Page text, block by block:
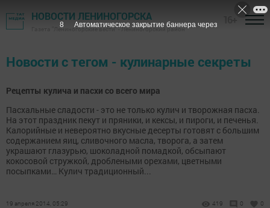
НОВОСТИ ЛЕНИНОГОРСКА
Газета "Лениногорские вести" - Лениногорский район
Новости с тегом - кулинарные секреты
Рецепты кулича и пасхи со всего мира
Пасхальные сладости - это не только кулич и творожная пасха.
На этот праздник пекут и пряники, и кексы, и пироги, и печенья.
Калорийные и невероятно вкусные десерты готовят с большим
содержанием яиц, сливочного масла, творога, а затем
украшают глазурью, шоколадной помадкой, обсыпают
кокосовой стружкой, дроблеными орехами, цветными
посыпками… Кулич традиционный...
19 апреля 2014, 05:29 419 0 0
8 Автоматическое закрытие баннера через